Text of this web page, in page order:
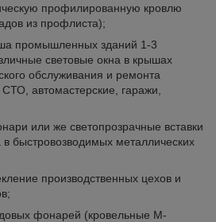
профилированную кровлю
из профлиста);
промышленных зданий 1-3
световые окна в крышах
обслуживания и ремонта
автомастерские, гаражи,
или же светопрозрачные вставки
быстровозводимых металлических
производственных цехов и
фонарей (кровельные М-